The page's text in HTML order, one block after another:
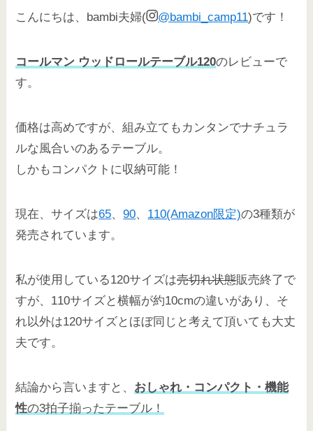
こんにちは、bambi夫婦( @bambi_camp11)です！
コールマン ウッドロールテーブル120のレビューで
す。
価格は高めですが、組み立てもカンタンでナチュラ
ルな風合いのあるテーブル。
しかもコンパクトに収納可能！
現在、サイズは65、90、 110(Amazon限定)の3種類が
発売されています。
私が使用している120サイズは売切れ状態販売終了で
すが、110サイズと横幅が約10cmの違いがあり、そ
れ以外は120サイズとほぼ同じと考えて頂いても大丈
夫です。
結論から言いますと、 おしゃれ ・コンパクト・機能
性の3拍子揃ったテーブル！